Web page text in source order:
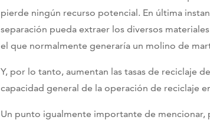
pierde ningún recurso potencial. En última
separación pueda extraer los diversos
el que normalmente generaría un molino de
Y, por lo tanto, aumentan las tasas de reciclaje
capacidad general de la operación de reciclaje
Un punto igualmente importante de